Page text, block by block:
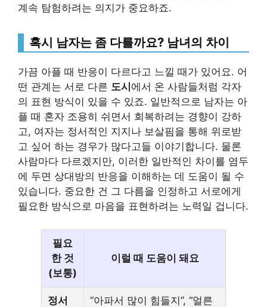
계속 탐험하려는 의지가 중요하죠.
혹시 남자는 좀 다를까요? 남녀의 차이
가끔 아플 때 반응이 다르다고 느낄 때가 있어요. 어
떤 관계는 서로 다른 도시 에서 온 사람들처럼 각자
의 표현 방식이 있을 수 있죠. 일반적으로 남자는 아
플 때 혼자 조용히 쉬면서 회복하려는 경향이 강하
고, 여자는 정서적인 지지나 보살핌을 통해 위로받
고 싶어 하는 경우가 많다고들 이야기합니다. 물론
사람마다 다르겠지만, 이러한 일반적인 차이를 염두
에 두면 상대방의 반응을 이해하는 데 도움이 될 수
있습니다. 중요한 건 그 다름을 인정하고 서로에게
필요한 방식으로 마음을 표현하려는 노력일 겁니다.
필요
한 것
(보통)
이럴 때 도움이 돼요
정서
“아파서 많이 힘들지”, “얼른